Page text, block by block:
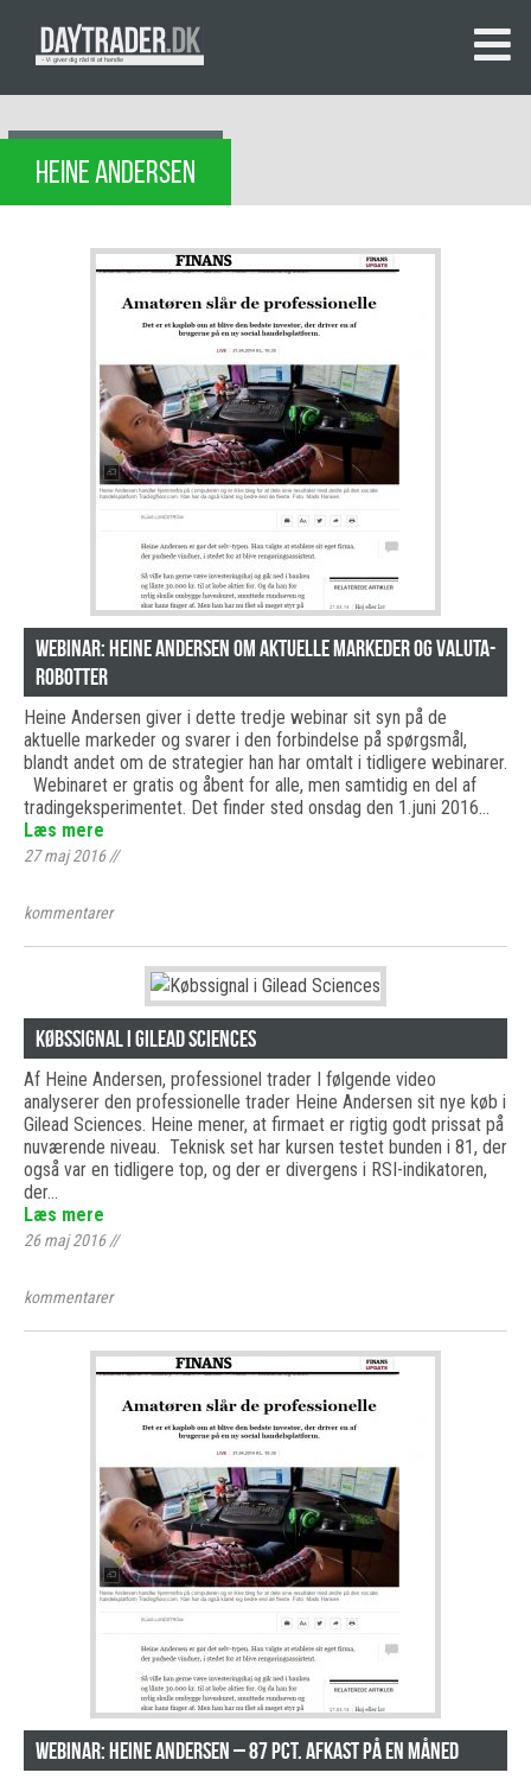
HEINE ANDERSEN
Webinar: Heine Andersen om aktuelle markeder og valuta-
robotter
Heine Andersen giver i dette tredje webinar sit syn på de
aktuelle markeder og svarer i den forbindelse på spørgsmål,
blandt andet om de strategier han har omtalt i tidligere webinarer.
Webinaret er gratis og åbent for alle, men samtidig en del af
tradingeksperimentet. Det finder sted onsdag den 1.juni 2016…
Læs mere
27 maj 2016//
kommentarer
Købssignal i Gilead Sciences
Af Heine Andersen, professionel trader I følgende video
analyserer den professionelle trader Heine Andersen sit nye køb i
Gilead Sciences. Heine mener, at firmaet er rigtig godt prissat på
nuværende niveau. Teknisk set har kursen testet bunden i 81, der
også var en tidligere top, og der er divergens i RSI-indikatoren,
der…
Læs mere
26 maj 2016//
kommentarer
Webinar: Heine Andersen – 87 pct. afkast på en måned